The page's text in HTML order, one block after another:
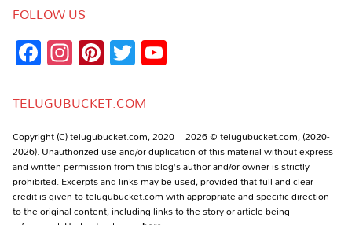
FOLLOW US
Facebook
Instagram
Pinterest
Twitter
TELUGUBUCKET.COM
Copyright (C) telugubucket.com, 2020 – 2026 © telugubucket.com, (2020-
2026). Unauthorized use and/or duplication of this material without express
and written permission from this blog’s author and/or owner is strictly
prohibited. Excerpts and links may be used, provided that full and clear
credit is given to telugubucket.com with appropriate and specific direction
to the original content, including links to the story or article being